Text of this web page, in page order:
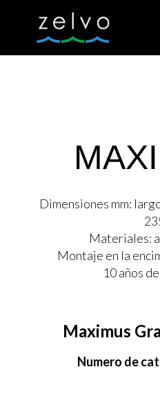
Dimensiones mm:
Materiales:
Montaje en la
10 años
Maximus
Numero de